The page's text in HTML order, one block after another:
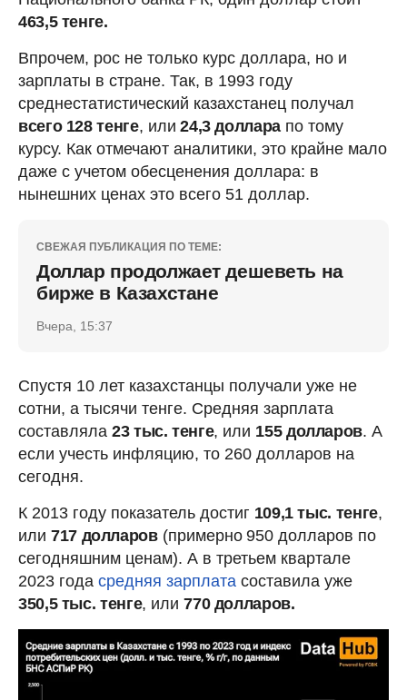
463,5 тенге.
Впрочем, рос не только курс доллара, но и
зарплаты в стране. Так, в 1993 году
среднестатистический казахстанец получал
всего 128 тенге, или 24,3 доллара по тому
курсу. Как отмечают аналитики, это крайне мало
даже с учетом обесценения доллара: в
нынешних ценах это всего 51 доллар.
СВЕЖАЯ ПУБЛИКАЦИЯ ПО ТЕМЕ:
Доллар продолжает дешеветь на
бирже в Казахстане
Вчера, 15:37
Спустя 10 лет казахстанцы получали уже не
сотни, а тысячи тенге. Средняя зарплата
составляла 23 тыс. тенге, или 155 долларов. А
если учесть инфляцию, то 260 долларов на
сегодня.
К 2013 году показатель достиг 109,1 тыс. тенге,
или 717 долларов(примерно 950 долларов по
сегодняшним ценам). А в третьем квартале
2023 года средняя зарплата составила уже
350,5 тыс. тенге, или770 долларов.